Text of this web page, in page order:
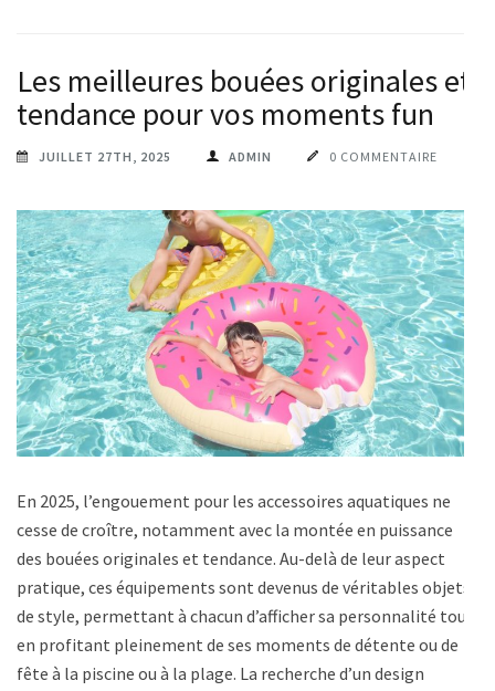
Les meilleures bouées originales et
tendance pour vos moments fun
JUILLET 27TH, 2025 ADMIN 0 COMMENTAIRE
En 2025, l’engouement pour les accessoires aquatiques ne
cesse de croître, notamment avec la montée en puissance
des bouées originales et tendance. Au-delà de leur aspect
pratique, ces équipements sont devenus de véritables objets
de style, permettant à chacun d’afficher sa personnalité tout
en profitant pleinement de ses moments de détente ou de
fête à la piscine ou à la plage. La recherche d’un design